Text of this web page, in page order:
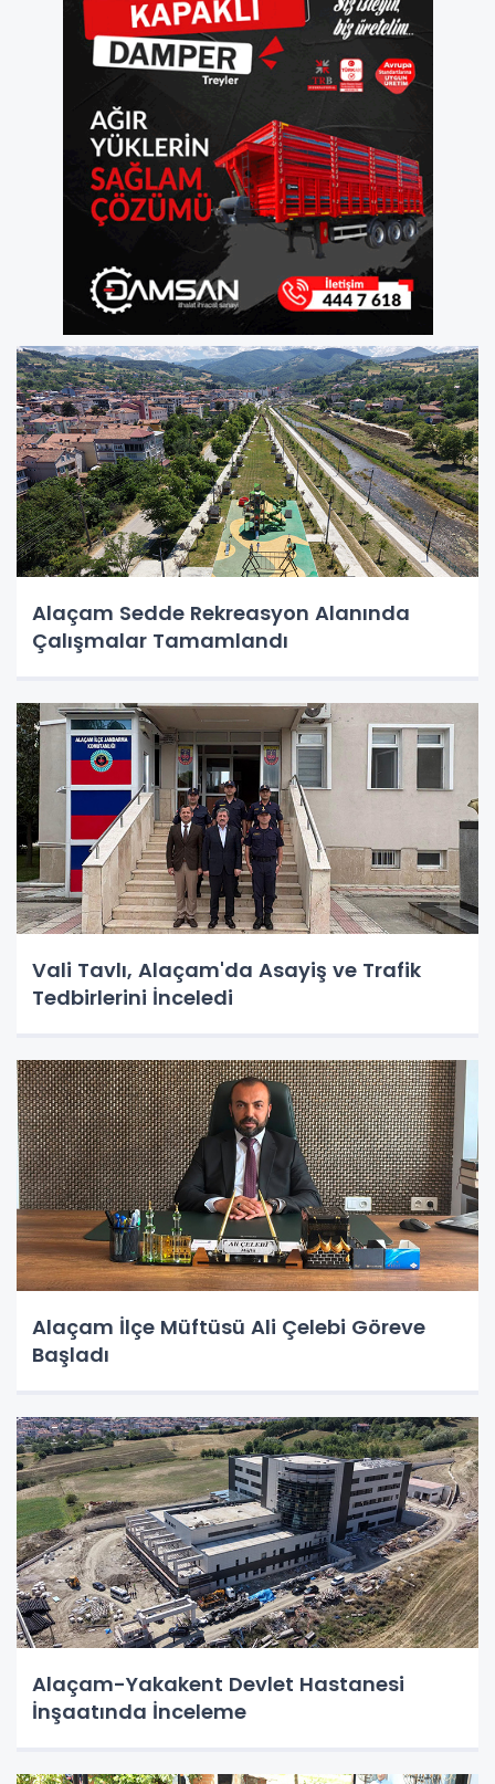
Alaçam Sedde Rekreasyon Alanında
Çalışmalar Tamamlandı
Vali Tavlı, Alaçam'da Asayiş ve Trafik
Tedbirlerini İnceledi
Alaçam İlçe Müftüsü Ali Çelebi Göreve
Başladı
Alaçam-Yakakent Devlet Hastanesi
İnşaatında İnceleme